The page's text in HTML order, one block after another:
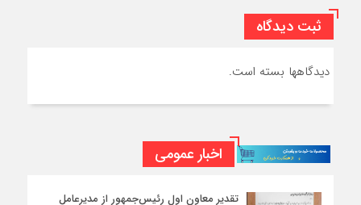
ثبت دیدگاه
دیدگاهها بسته است.
اخبار عمومی
تقدیر معاون اول رئیس‌جمهور از مدیرعامل